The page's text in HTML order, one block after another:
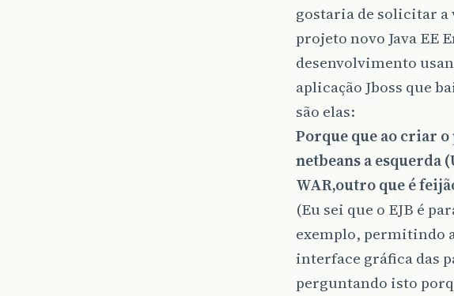
gostaria de solicitar a
projeto novo Java EE
desenvolvimento
aplicação Jboss que
são elas:
Porque que ao criar o
netbeans a esquerda
WAR,outro que é
(Eu sei que o EJB é
exemplo, permitindo
interface gráfica das
perguntando isto